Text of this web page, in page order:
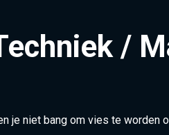
/
je niet bang om vies te